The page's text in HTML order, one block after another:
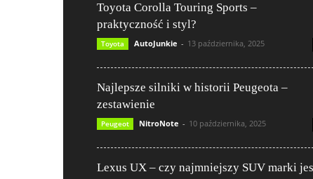
Toyota Corolla Touring Sports –
praktyczność i styl?
Toyota AutoJunkie - 13 października, 2025
Najlepsze silniki w historii Peugeota –
zestawienie
Peugeot NitroNote - 10 października, 2025
Lexus UX – czy najmniejszy SUV marki